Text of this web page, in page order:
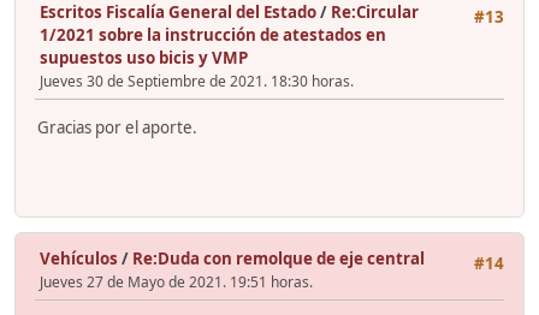
#13
Escritos Fiscalía General del Estado/ Re:Circular
1/2021 sobre la instrucción de atestados en
supuestos uso bicis y VMP
Jueves 30 de Septiembre de 2021. 18:30 horas.
Gracias por el aporte.
#14
Vehículos / Re:Duda con remolque de eje central
Jueves 27 de Mayo de 2021. 19:51 horas.